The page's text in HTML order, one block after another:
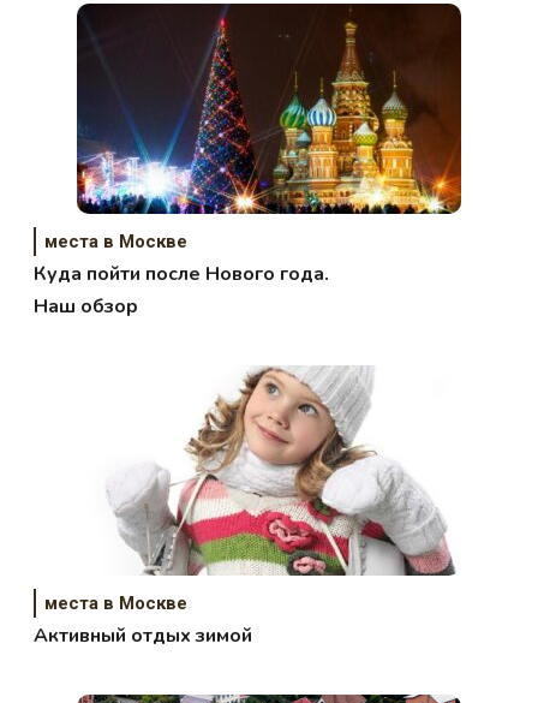
места в Москве
Куда пойти после Нового года.
Наш обзор
места в Москве
Активный отдых зимой